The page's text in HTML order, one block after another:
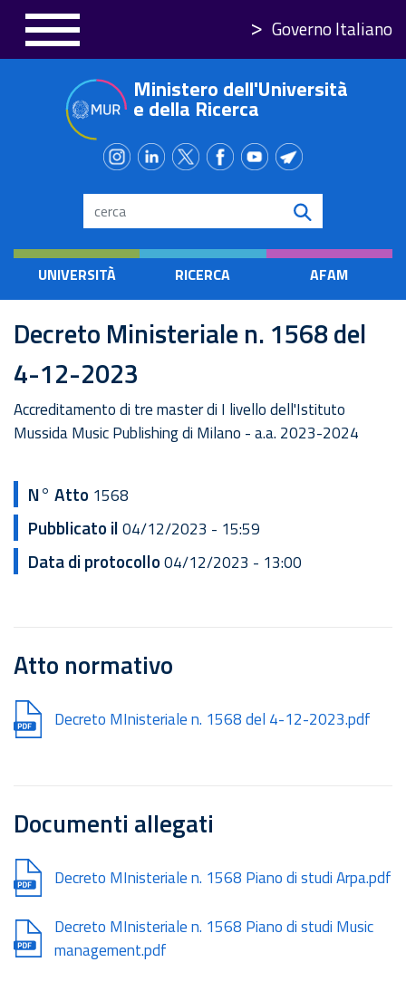
principale
Governo Italiano
Ministero dell'Università
e della Ricerca
Search
UNIVERSITÀ RICERCA AFAM
Decreto Ministeriale n. 1568 del
4-12-2023
Accreditamento di tre master di I livello dell'Istituto
Mussida Music Publishing di Milano - a.a. 2023-2024
N° Atto 1568
Pubblicato il04/12/2023 - 15:59
Data di protocollo04/12/2023 - 13:00
Atto normativo
Document
Decreto MInisteriale n. 1568 del 4-12-2023.pdf
Documenti allegati
Document
Decreto MInisteriale n. 1568 Piano di studi Arpa.pdf
Document
Decreto MInisteriale n. 1568 Piano di studi Music
management.pdf